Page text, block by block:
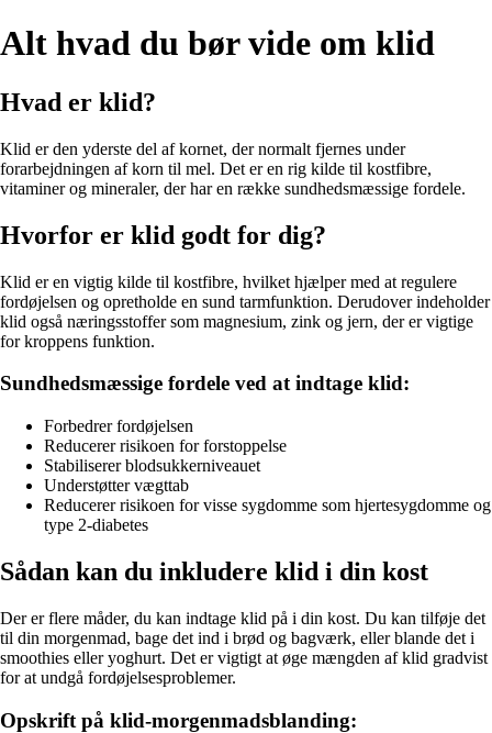
Alt hvad du bør vide om klid
Hvad er klid?
Klid er den yderste del af kornet, der normalt fjernes under
forarbejdningen af korn til mel. Det er en rig kilde til kostfibre,
vitaminer og mineraler, der har en række sundhedsmæssige fordele.
Hvorfor er klid godt for dig?
Klid er en vigtig kilde til kostfibre, hvilket hjælper med at regulere
fordøjelsen og opretholde en sund tarmfunktion. Derudover indeholder
klid også næringsstoffer som magnesium, zink og jern, der er vigtige
for kroppens funktion.
Sundhedsmæssige fordele ved at indtage klid:
Forbedrer fordøjelsen
Reducerer risikoen for forstoppelse
Stabiliserer blodsukkerniveauet
Understøtter vægttab
Reducerer risikoen for visse sygdomme som hjertesygdomme og
type 2-diabetes
Sådan kan du inkludere klid i din kost
Der er flere måder, du kan indtage klid på i din kost. Du kan tilføje det
til din morgenmad, bage det ind i brød og bagværk, eller blande det i
smoothies eller yoghurt. Det er vigtigt at øge mængden af klid gradvist
for at undgå fordøjelsesproblemer.
Opskrift på klid-morgenmadsblanding: